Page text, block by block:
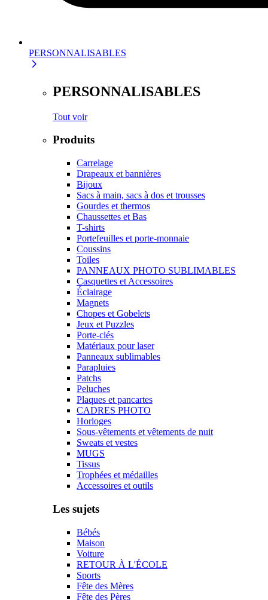
PERSONNALISABLES
PERSONNALISABLES
Tout voir
Produits
Carrelage
Drapeaux et bannières
Bijoux
Sacs à main, sacs à dos et trousses
Gourdes et thermos
Chaussettes et Bas
T-shirts
Portefeuilles et porte-monnaie
Coussins
Toiles
PANNEAUX PHOTO SUBLIMABLES
Casquettes et Accessoires
Éclairage
Magnets
Chopes et Gobelets
Jeux et Puzzles
Porte-clés
Matériaux pour laser
Panneaux sublimables
Parapluies
Patchs
Peluches
Plaques et pancartes
CADRES PHOTO
Horloges
Sous-vêtements et vêtements de nuit
Sweats et vestes
MUGS
Tissus
Trophées et médailles
Accessoires et outils
Les sujets
Bébés
Maison
Voiture
RETOUR À L'ÉCOLE
Sports
Fête des Mères
Fête des Pères